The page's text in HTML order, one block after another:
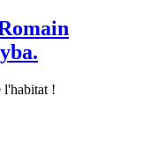
l'habitat !